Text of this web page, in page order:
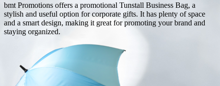
bmt Promotions offers a promotional Tunstall Business Bag, a
stylish and useful option for corporate gifts. It has plenty of space
and a smart design, making it great for promoting your brand and
staying organized.